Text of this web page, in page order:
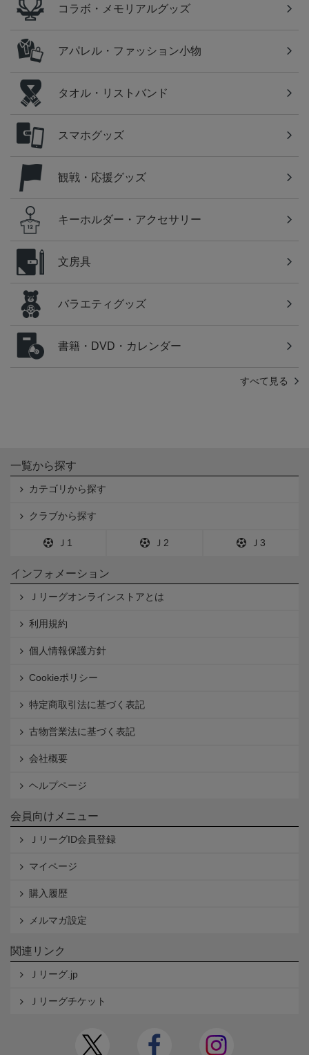
コラボ・メモリアルグッズ
アパレル・ファッション小物
タオル・リストバンド
スマホグッズ
観戦・応援グッズ
キーホルダー・アクセサリー
文房具
バラエティグッズ
書籍・DVD・カレンダー
すべて見る
一覧から探す
カテゴリから探す
クラブから探す
Ｊ1 Ｊ2 Ｊ3
インフォメーション
Ｊリーグオンラインストアとは
利用規約
個人情報保護方針
Cookieポリシー
特定商取引法に基づく表記
古物営業法に基づく表記
会社概要
ヘルプページ
会員向けメニュー
ＪリーグID会員登録
マイページ
購入履歴
メルマガ設定
関連リンク
Ｊリーグ.jp
Ｊリーグチケット